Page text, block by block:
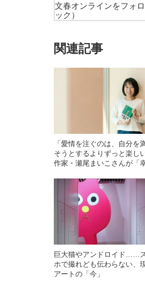
文春オンラインをフォ
ック）
関連記事
「愛情を注ぐのは、自分を
そうとするよりずっと楽しい
作家・瀬尾まいこさんが「幸
巨大猫やアンドロイド……
ホで撮れども伝わらない、
アートの「今」